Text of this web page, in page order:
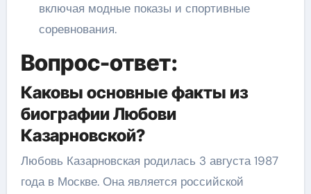
включая модные показы и спортивные
соревнования.
Вопрос-ответ:
Каковы основные факты из
биографии Любови
Казарновской?
Любовь Казарновская родилась 3 августа 1987
года в Москве. Она является российской